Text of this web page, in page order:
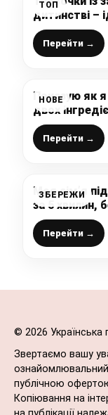
ТОП
дитинстві –
роками з
смачно, що
Перейти →
НОВЕ
Показую як
двох
Перейти →
ЗБЕРЕЖИ
Моя сім’я
за 5 хвилин,
Перейти →
© 2026 Українська
Звертаємо вашу
ознайомлювальний
публічною
Копіювання на